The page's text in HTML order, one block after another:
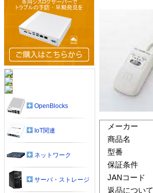
メーカー
商品名
型番
保証条件
JANコード
返品について
OpenBlocks
IoT関連
ネットワーク
サーバ・ストレージ